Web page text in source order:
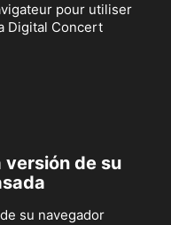
pour utiliser
Digital Concert
versión de su
su navegador